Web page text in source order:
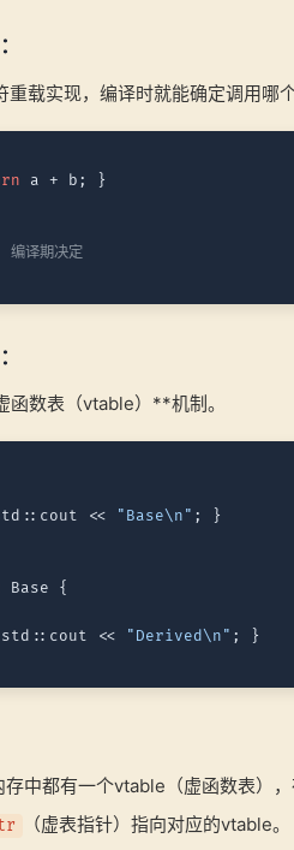
重载实现，编译时就能确定调用哪
a + b; }
译期决定
数表（vtable）**机制。
<< "Base\n" ; }
<< "Derived\n" ; }
中都有一个vtable（虚函数表）
（虚表指针）指向对应的vtable。